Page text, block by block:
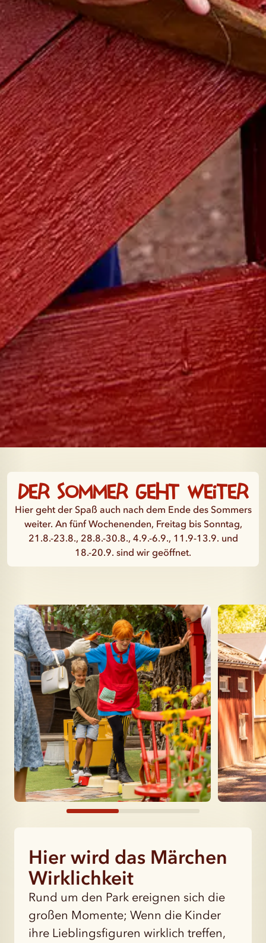
Der Sommer geht weiter
Hier geht der Spaß auch nach dem Ende des Sommers
weiter. An fünf Wochenenden, Freitag bis Sonntag,
21.8.-23.8., 28.8.-30.8., 4.9.-6.9., 11.9-13.9. und
18.-20.9. sind wir geöffnet.
Hier wird das Märchen
Wirklichkeit
Rund um den Park ereignen sich die
großen Momente; Wenn die Kinder
ihre Lieblingsfiguren wirklich treffen,